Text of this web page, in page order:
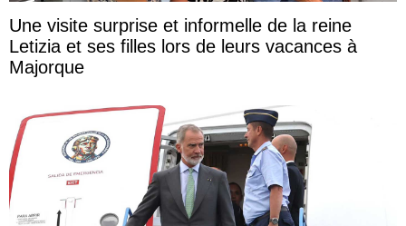
Une visite surprise et informelle de la reine
Letizia et ses filles lors de leurs vacances à
Majorque